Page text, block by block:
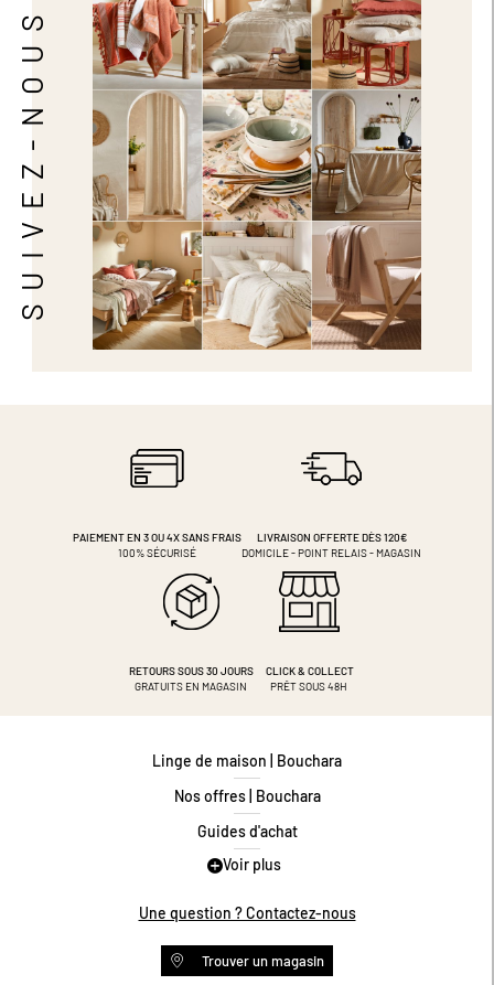
SUIVEZ-NOUS
PAIEMENT EN 3 OU 4XSANS FRAIS
100% SÉCURISÉ
LIVRAISON OFFERTE DÈS 120€
DOMICILE - POINT RELAIS - MAGASIN
RETOURS SOUS 30 JOURS
GRATUITS EN MAGASIN
CLICK & COLLECT
PRÊT SOUS 48H
Linge de maison | Bouchara
Nos offres | Bouchara
Guides d'achat
Guide des tailles
Programme de fidélité
Voir plus
Une question ? Contactez-nous
Trouver un magasin